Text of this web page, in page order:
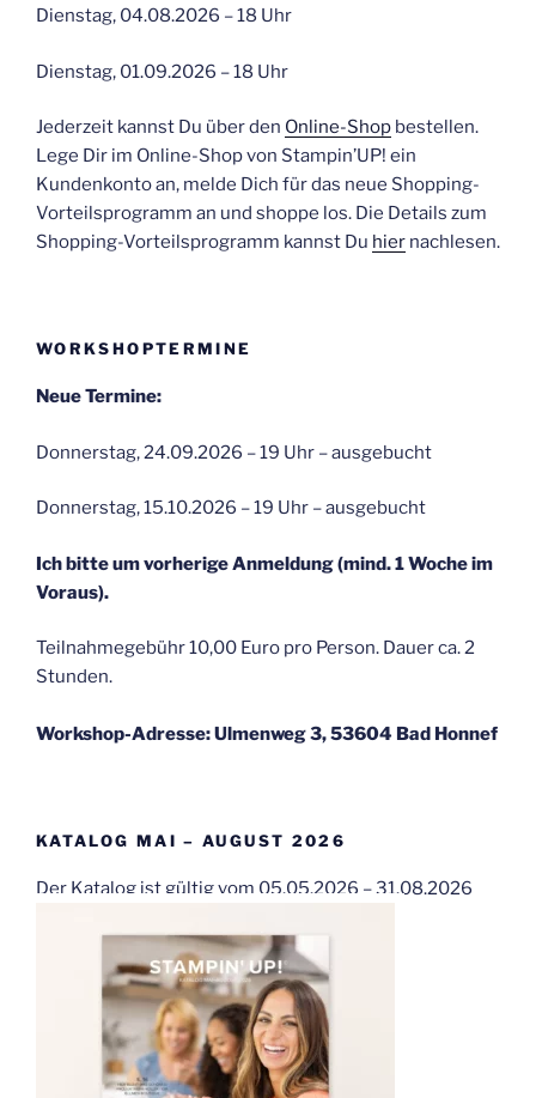
Dienstag, 04.08.2026 – 18 Uhr
Dienstag, 01.09.2026 – 18 Uhr
Jederzeit kannst Du über den Online-Shop bestellen.
Lege Dir im Online-Shop von Stampin’UP! ein
Kundenkonto an, melde Dich für das neue Shopping-
Vorteilsprogramm an und shoppe los. Die Details zum
Shopping-Vorteilsprogramm kannst Du hier nachlesen.
WORKSHOPTERMINE
Neue Termine:
Donnerstag, 24.09.2026 – 19 Uhr – ausgebucht
Donnerstag, 15.10.2026 – 19 Uhr – ausgebucht
Ich bitte um vorherige Anmeldung (mind. 1 Woche im
Voraus).
Teilnahmegebühr 10,00 Euro pro Person. Dauer ca. 2
Stunden.
Workshop-Adresse: Ulmenweg 3, 53604 Bad Honnef
KATALOG MAI – AUGUST 2026
Der Katalog ist gültig vom 05.05.2026 – 31.08.2026